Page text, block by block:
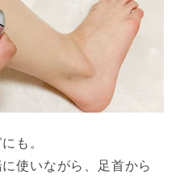
も。
使いながら、足首から